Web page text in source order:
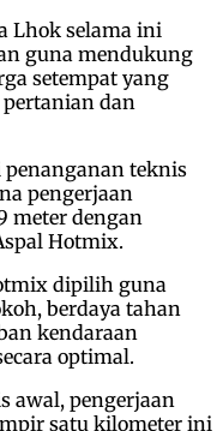
Lhok selama ini
guna mendukung
setempat yang
dan
teknis
pengerjaan
meter dengan
Hotmix.
dipilih guna
berdaya tahan
kendaraan
optimal.
awal, pengerjaan
satu kilometer ini